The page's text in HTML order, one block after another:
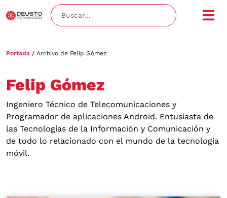
Portada / Archivo de Felip Gómez
Felip Gómez
Ingeniero Técnico de Telecomunicaciones y
Programador de aplicaciones Android. Entusiasta de
las Tecnologías de la Información y Comunicación y
de todo lo relacionado con el mundo de la tecnología
móvil.